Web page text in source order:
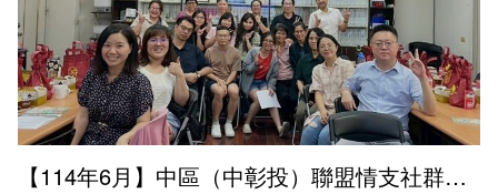
資源。
（二）提昇教師特教專業知能，增進鑑定評估人員教育診斷
之公信力。
六、參與人數：34人
【114年6月】中區（中彰投）聯盟情支社群活動